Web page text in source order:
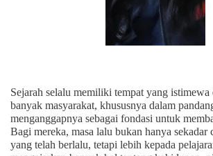
Sejarah selalu memiliki tempat yang istimewa
banyak masyarakat, khususnya dalam
menganggapnya sebagai fondasi untuk
Bagi mereka, masa lalu bukan hanya sekadar
yang telah berlalu, tetapi lebih kepada